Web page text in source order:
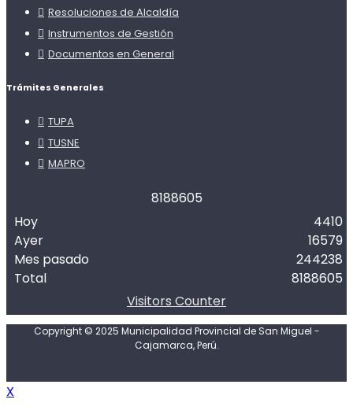
Resoluciones de Alcaldía
Instrumentos de Gestión
Documentos en General
Trámites Generales
TUPA
TUSNE
MAPRO
8188605
Hoy
Ayer
Mes pasado
Total
4410
16579
244238
8188605
Visitors Counter
Copyright © 2025 Municipalidad Provincial de San Miguel -
Cajamarca, Perú.
X